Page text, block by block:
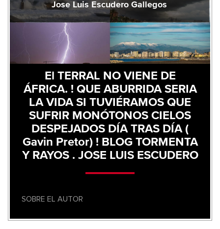
Jose Luis Escudero Gallegos
El TERRAL NO VIENE DE
ÁFRICA. ! QUE ABURRIDA SERIA
LA VIDA SI TUVIÉRAMOS QUE
SUFRIR MONÓTONOS CIELOS
DESPEJADOS DÍA TRAS DÍA (
Gavin Pretor) ! BLOG TORMENTA
Y RAYOS . JOSE LUIS ESCUDERO
SOBRE EL AUTOR